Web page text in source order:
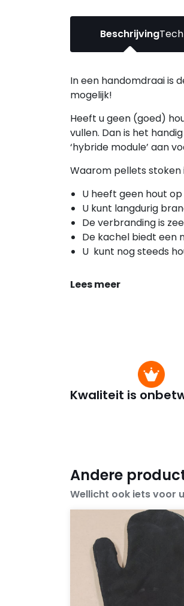
Beschrijving
In een handomdraai is
mogelijk!
Heeft u geen (goed)
vullen. Dan is het
‘hybride module’ aan
Waarom pellets stoken
U heeft geen hout
U kunt langdurig
De verbranding is
De kachel biedt een
U kunt nog steeds
Lees meer
Kwaliteit is
Andere
Wellicht ook iets voor u